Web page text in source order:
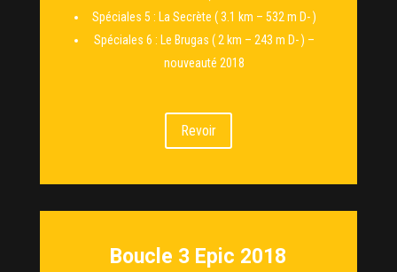
Spéciales 5 : La Secrète ( 3.1 km – 532 m D- )
Spéciales 6 : Le Brugas ( 2 km – 243 m D- ) –
nouveauté 2018
Revoir
Boucle 3 Epic 2018